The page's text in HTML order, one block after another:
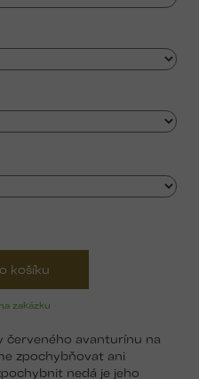
zakázku
košíku
červeného avanturínu na
zpochybňovat ani
nedá je jeho